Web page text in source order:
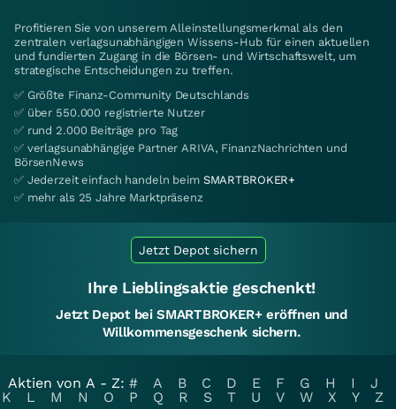
Profitieren Sie von unserem Alleinstellungsmerkmal als den
zentralen verlagsunabhängigen Wissens-Hub für einen aktuellen
und fundierten Zugang in die Börsen- und Wirtschaftswelt, um
strategische Entscheidungen zu treffen.
✅ Größte Finanz-Community Deutschlands
✅ über 550.000 registrierte Nutzer
✅ rund 2.000 Beiträge pro Tag
✅ verlagsunabhängige Partner ARIVA, FinanzNachrichten und
BörsenNews
✅ Jederzeit einfach handeln beim SMARTBROKER+
✅ mehr als 25 Jahre Marktpräsenz
Jetzt Depot sichern
Ihre Lieblingsaktie geschenkt!
Jetzt Depot bei SMARTBROKER+ eröffnen und
Willkommensgeschenk sichern.
Aktien von A - Z: # A B C D E F G H I
J
K
L M N O P Q R S T U V W X Y
Z